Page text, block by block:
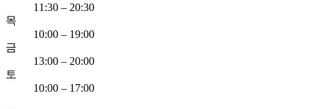
11:30 – 20:30
목
10:00 – 19:00
금
13:00 – 20:00
토
10:00 – 17:00